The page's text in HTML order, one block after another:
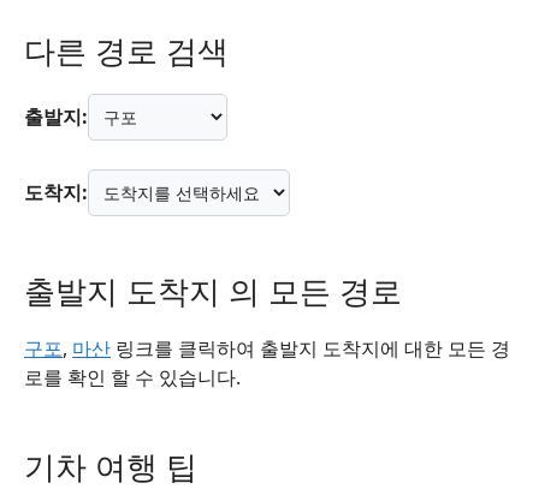
다른 경로 검색
출발지:
도착지:
출발지 도착지 의 모든 경로
구포, 마산 링크를 클릭하여 출발지 도착지에 대한 모든 경
로를 확인 할 수 있습니다.
기차 여행 팁